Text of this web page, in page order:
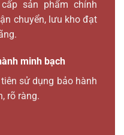
sản phẩm chính
chuyển, lưu kho đạt
minh bạch
sử dụng bảo hành
rõ ràng.